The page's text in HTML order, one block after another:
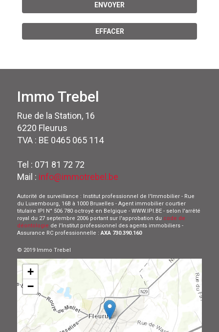
ENVOYER
EFFACER
Immo Trebel
Rue de la Station, 16
6220 Fleurus
TVA : BE 0465 065 114
Tel : 071 81 72 72
Mail : info@immotrebel.be
Autorité de surveillance : Institut professionnel de l'Immobilier - Rue
du Luxembourg, 16B à 1000 Bruxelles - Agent immobilier courtier
titulaire IPI N° 506 780 octroyé en Belgique - WWW.IPI.BE - selon l'arrêté
royal du 27 septembre 2006 portant sur l'approbation du code de
déontologie de l'Institut professionnel des agents immobiliers -
Assurance RC professionnelle :AXA 730.390.160
© 2019 Immo Trebel
+
−